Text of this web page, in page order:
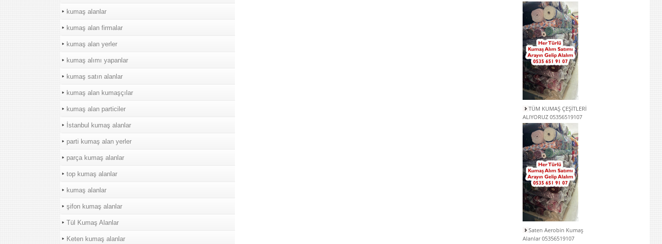
kumaş alanlar
kumaş alan firmalar
kumaş alan yerler
kumaş alımı yapanlar
kumaş satın alanlar
kumaş alan kumaşçılar
kumaş alan particiler
İstanbul kumaş alanlar
parti kumaş alan yerler
parça kumaş alanlar
top kumaş alanlar
kumaş alanlar
şifon kumaş alanlar
Tül Kumaş Alanlar
Keten kumaş alanlar
TÜM KUMAŞ ÇEŞİTLERİ
ALIYORUZ 05356519107
Saten Aerobin Kumaş
Alanlar 05356519107